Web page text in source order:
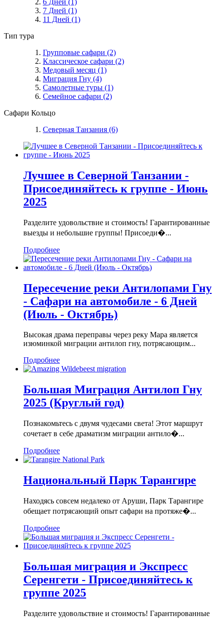
7 Дней (1)
11 Дней (1)
Тип тура
Групповые сафари (2)
Классическое сафари (2)
Медовый месяц (1)
Миграция Гну (4)
Самолетные туры (1)
Семейное сафари (2)
Сафари Кольцо
Северная Танзания (6)
Лучшее в Северной Танзании -
Присоединяйтесь к группе - Июнь
2025
Разделите удовольствие и стоимость! Гарантированные
выезды и небольшие группы! Присоеди�...
Подробнее
Пересечение реки Антилопами Гну
- Сафари на автомобиле - 6 Дней
(Июль - Октябрь)
Высокая драма переправы через реку Мара является
изюминкой миграции антилоп гну, потрясающим...
Подробнее
Большая Миграция Антилоп Гну
2025 (Круглый год)
Познакомьтесь с двумя чудесами света! Этот маршрут
сочетает в себе драматизм миграции антило�...
Подробнее
Национальный Парк Тарангире
Находясь совсем недалеко от Аруши, Парк Тарангире
обещает потрясающий опыт сафари на протяже�...
Подробнее
Большая миграция и Экспресс
Серенгети - Присоединяйтесь к
группе 2025
Разделите удовольствие и стоимость! Гарантированные